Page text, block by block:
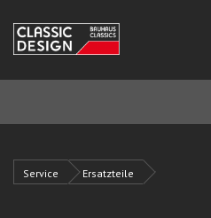
Service Ersatzteile